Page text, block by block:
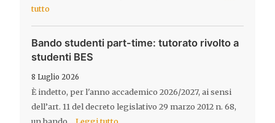
tutto
Bando studenti part-time: tutorato rivolto a
studenti BES
8 Luglio 2026
È indetto, per l'anno accademico 2026/2027, ai sensi
dell’art. 11 del decreto legislativo 29 marzo 2012 n. 68,